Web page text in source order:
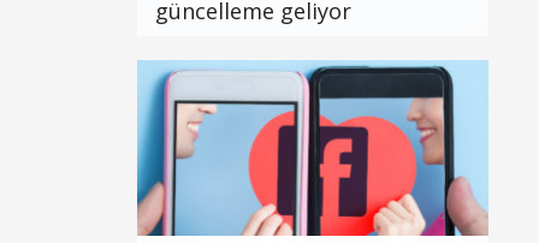
güncelleme geliyor